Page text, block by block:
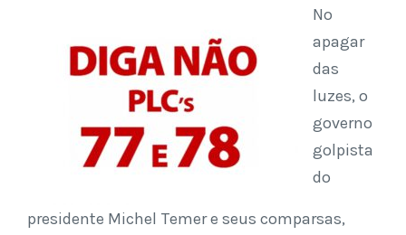
No
apagar
das
luzes, o
governo
golpista
do
presidente Michel Temer e seus comparsas,